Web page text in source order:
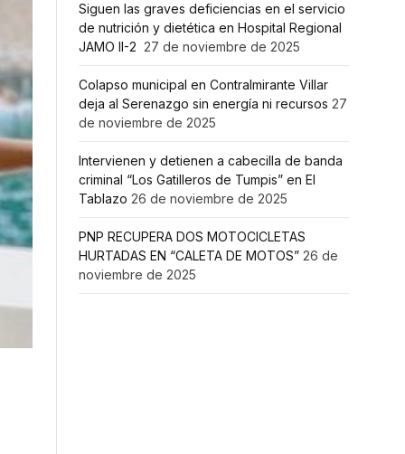
Siguen las graves deficiencias en el servicio
de nutrición y dietética en Hospital Regional
JAMO II-2 27 de noviembre de 2025
Colapso municipal en Contralmirante Villar
deja al Serenazgo sin energía ni recursos 27
de noviembre de 2025
Intervienen y detienen a cabecilla de banda
criminal “Los Gatilleros de Tumpis” en El
Tablazo 26 de noviembre de 2025
PNP RECUPERA DOS MOTOCICLETAS
HURTADAS EN “CALETA DE MOTOS” 26 de
noviembre de 2025